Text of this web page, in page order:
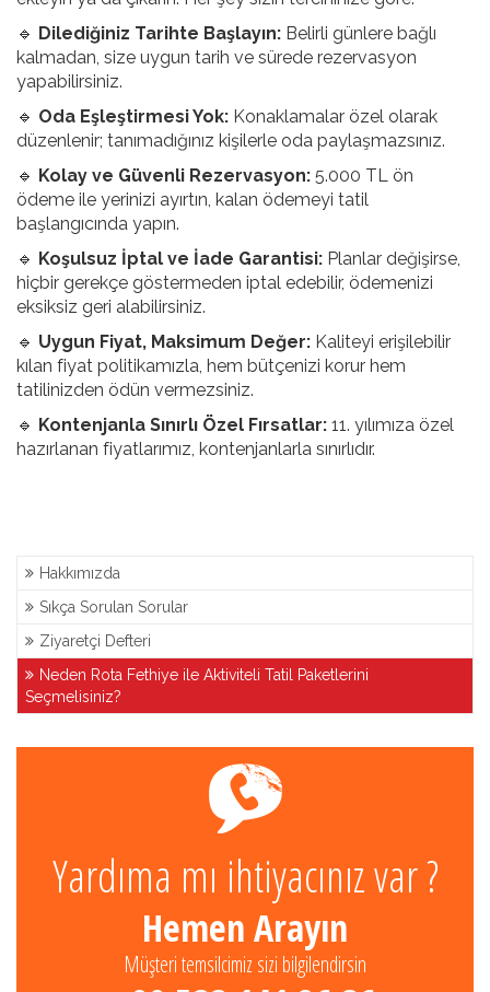
🔹 Dilediğiniz Tarihte Başlayın: Belirli günlere bağlı
kalmadan, size uygun tarih ve sürede rezervasyon
yapabilirsiniz.
🔹 Oda Eşleştirmesi Yok: Konaklamalar özel olarak
düzenlenir; tanımadığınız kişilerle oda paylaşmazsınız.
🔹 Kolay ve Güvenli Rezervasyon: 5.000 TL ön
ödeme ile yerinizi ayırtın, kalan ödemeyi tatil
başlangıcında yapın.
🔹 Koşulsuz İptal ve İade Garantisi: Planlar değişirse,
hiçbir gerekçe göstermeden iptal edebilir, ödemenizi
eksiksiz geri alabilirsiniz.
🔹 Uygun Fiyat, Maksimum Değer: Kaliteyi erişilebilir
kılan fiyat politikamızla, hem bütçenizi korur hem
tatilinizden ödün vermezsiniz.
🔹 Kontenjanla Sınırlı Özel Fırsatlar: 11. yılımıza özel
hazırlanan fiyatlarımız, kontenjanlarla sınırlıdır.
Hakkımızda
Sıkça Sorulan Sorular
Ziyaretçi Defteri
Neden Rota Fethiye ile Aktiviteli Tatil Paketlerini
Seçmelisiniz?
Yardıma mı ihtiyacınız var ?
Hemen Arayın
Müşteri temsilcimiz sizi bilgilendirsin